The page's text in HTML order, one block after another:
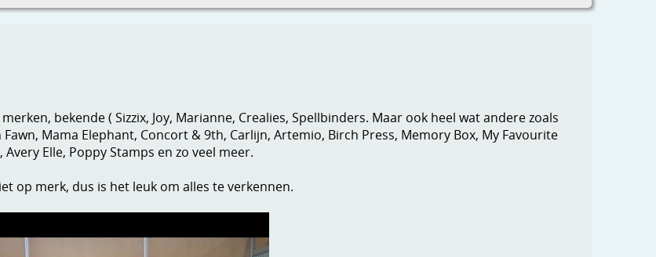
bekende ( Sizzix, Joy, Marianne, Crealies, Spellbinders. Maar ook heel wat andere zoals
Mama Elephant, Concort & 9th, Carlijn, Artemio, Birch Press, Memory Box, My Favourite
Elle, Poppy Stamps en zo veel meer.
op merk, dus is het leuk om alles te verkennen.